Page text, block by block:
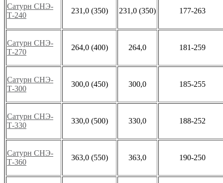
Сатурн СНЭ-
Т-240
231,0 (350) 231,0 (350) 177-263
Сатурн СНЭ-
Т-270
264,0 (400) 264,0 181-259
Сатурн СНЭ-
Т-300
300,0 (450) 300,0 185-255
Сатурн СНЭ-
Т-330
330,0 (500) 330,0 188-252
Сатурн СНЭ-
Т-360
363,0 (550) 363,0 190-250